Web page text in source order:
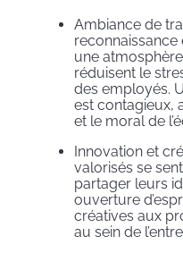
Ambiance de
une
réduisent le
des employés.
est contagieux,
et le moral de
Innovation et
valorisés se
partager leurs
ouverture
créatives aux
au sein de